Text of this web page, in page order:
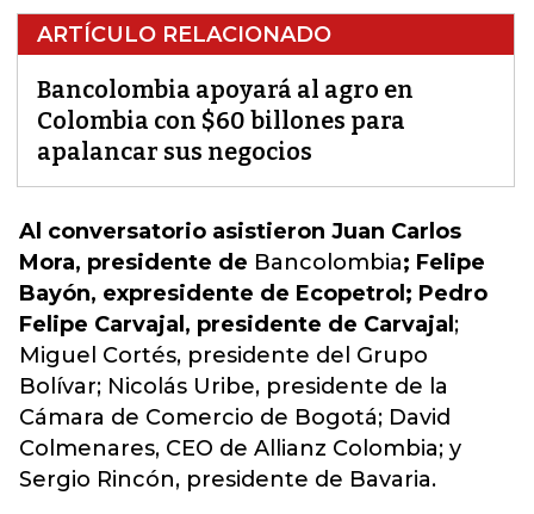
ARTÍCULO RELACIONADO
Bancolombia apoyará al agro en
Colombia con $60 billones para
apalancar sus negocios
Al conversatorio asistieron Juan Carlos
Mora, presidente de Bancolombia; Felipe
Bayón, expresidente de Ecopetrol; Pedro
Felipe Carvajal, presidente de Carvajal ;
Miguel Cortés, presidente del Grupo
Bolívar; Nicolás Uribe, presidente de la
Cámara de Comercio de Bogotá; David
Colmenares, CEO de Allianz Colombia; y
Sergio Rincón, presidente de Bavaria.